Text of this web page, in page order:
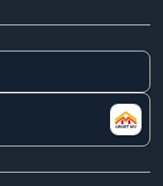
почувствовать
апартаменты,
с
материалов.
позволит вам с
фантазии, а
освещение создадут